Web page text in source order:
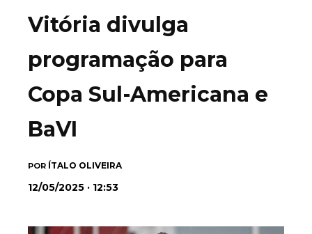
Vitória divulga
programação para
Copa Sul-Americana e
BaVI
POR ÍTALO OLIVEIRA
12/05/2025 · 12:53